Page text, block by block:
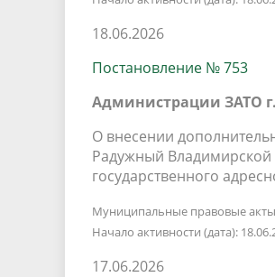
18.06.2026
Постановление № 753
Администрации ЗАТО
О внесении
Радужный
государственного
Муниципальные правовые
Начало активности (дата):
17.06.2026